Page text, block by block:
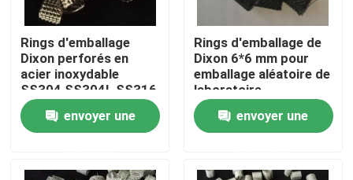
Contrôle de la qualité
Nous contacter
Rings d'emballage
Dixon perforés en
acier inoxydable
SS304 SS304L SS316
SS316L
envoyer une
Rings d'emballage de
Dixon 6*6 mm pour
emballage aléatoire de
laboratoire
envoyer une